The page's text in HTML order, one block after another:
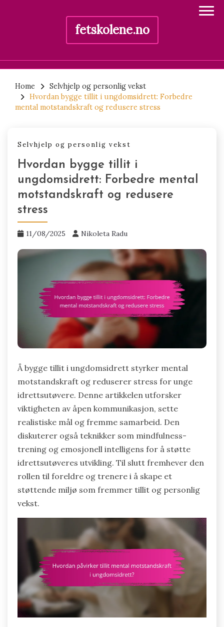
fetskolene.no
content
Home
Selvhjelp og personlig vekst
Hvordan bygge tillit i ungdomsidrett: Forbedre
mental motstandskraft og redusere stress
Selvhjelp og personlig vekst
Hvordan bygge tillit i
ungdomsidrett: Forbedre mental
motstandskraft og redusere
stress
11/08/2025 Nikoleta Radu
Å bygge tillit i ungdomsidrett styrker mental
motstandskraft og reduserer stress for unge
idrettsutøvere. Denne artikkelen utforsker
viktigheten av åpen kommunikasjon, sette
realistiske mål og fremme samarbeid. Den
diskuterer også teknikker som mindfulness-
trening og emosjonell intelligens for å støtte
idrettsutøveres utvikling. Til slutt fremhever den
rollen til foreldre og trenere i å skape et
støttende miljø som fremmer tillit og personlig
vekst.